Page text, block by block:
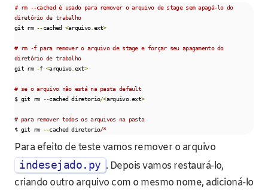
# rm --cached é usado para remover o arquivo de stage sem apagá-lo do
diretório de trabalho
git rm --cached <arquivo. ext>
# rm -f para remover o arquivo de stage e forçar seu apagamento do
diretório de trabalho
git rm -f <arquivo. ext>
# se o arquivo não está na pasta default
$ git rm --cached diretorio/<arquivo.ext>
# para remover todos os arquivos na pasta
$ git rm --cached diretorio/*
Para efeito de teste vamos remover o arquivo
indesejado.py . Depois vamos restaurá-lo,
criando outro arquivo com o mesmo nome, adicioná-lo